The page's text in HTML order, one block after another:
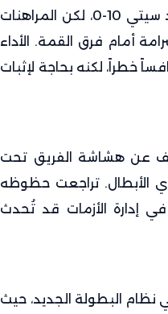
سجّل بايرن ميونخ أكبر انتصار في البطولة بسحق أوكلاند سيتي 10-0، لكن المراهنات
أكثر صرامة أمام فرق القمة. الأداء
خطراً، لكنه بحاجة لإثبات
مدريد أمام باريس سان جيرمان (0-4) كشف عن هشاشة الفريق تحت
الأبطال. تراجعت حظوظه
خبرة سيميوني في إدارة الأزمات قد تُحدث
نظام البطولة الجديد، حيث